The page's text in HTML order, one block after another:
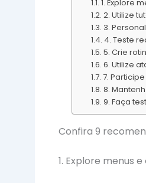
1. Explore
2. Utilize
3.
4. Teste
5. Crie
6. Utilize
7.
8.
9. Faça
Confira 9
1. Explore menus